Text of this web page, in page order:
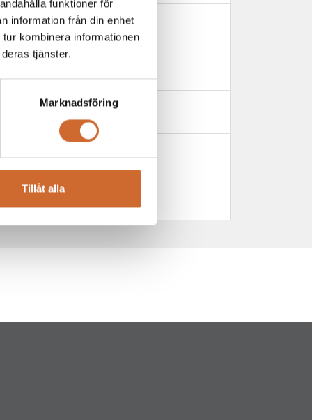
funktioner för
information från din enhet
kombinera informationen
tjänster.
Marknadsföring
Tillåt alla